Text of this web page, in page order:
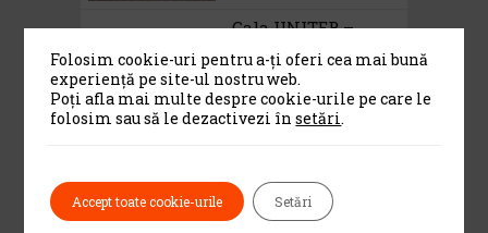
Gala UNITER –
Dr A Kulakov
PSIHOTROPISME
CU...
Dr. A. Kulakov
PSIHOTROPISME...
Folosim cookie-uri pentru a-ți oferi cea mai bună
experiență pe site-ul nostru web.
Poți afla mai multe despre cookie-urile pe care le
folosim sau să le dezactivezi însetări.
Accept toate cookie-urile Setări